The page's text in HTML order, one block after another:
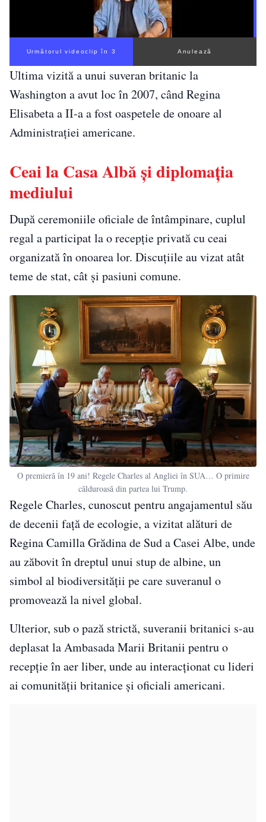
Următorul videoclip în 2 Anulează
Ultima vizită a unui suveran britanic la
Washington a avut loc în 2007, când Regina
Elisabeta a II-a a fost oaspetele de onoare al
Administrației americane.
Ceai la Casa Albă și diplomația
mediului
După ceremoniile oficiale de întâmpinare, cuplul
regal a participat la o recepție privată cu ceai
organizată în onoarea lor. Discuțiile au vizat atât
teme de stat, cât și pasiuni comune.
O premieră în 19 ani! Regele Charles al Angliei în SUA… O primire
călduroasă din partea lui Trump.
Regele Charles, cunoscut pentru angajamentul său
de decenii față de ecologie, a vizitat alături de
Regina Camilla Grădina de Sud a Casei Albe, unde
au zăbovit în dreptul unui stup de albine, un
simbol al biodiversității pe care suveranul o
promovează la nivel global.
Ulterior, sub o pază strictă, suveranii britanici s-au
deplasat la Ambasada Marii Britanii pentru o
recepție în aer liber, unde au interacționat cu lideri
ai comunității britanice și oficiali americani.